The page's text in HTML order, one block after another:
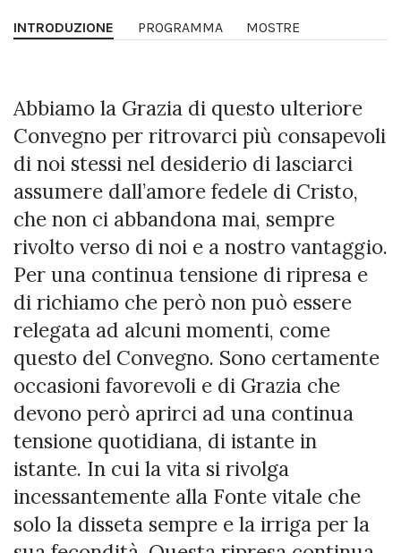
INTRODUZIONE PROGRAMMA MOSTRE
Abbiamo la Grazia di questo ulteriore
Convegno per ritrovarci più consapevoli
di noi stessi nel desiderio di lasciarci
assumere dall’amore fedele di Cristo,
che non ci abbandona mai, sempre
rivolto verso di noi e a nostro vantaggio.
Per una continua tensione di ripresa e
di richiamo che però non può essere
relegata ad alcuni momenti, come
questo del Convegno. Sono certamente
occasioni favorevoli e di Grazia che
devono però aprirci ad una continua
tensione quotidiana, di istante in
istante. In cui la vita si rivolga
incessantemente alla Fonte vitale che
solo la disseta sempre e la irriga per la